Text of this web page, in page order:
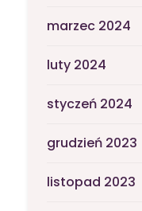
marzec 2024
luty 2024
styczeń 2024
grudzień 2023
listopad 2023